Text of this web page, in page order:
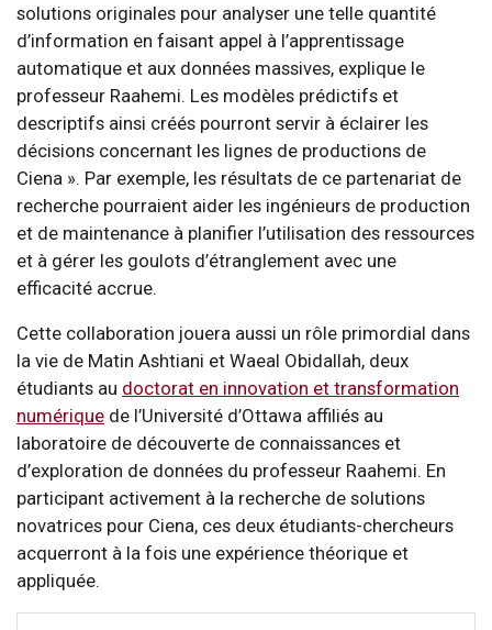
solutions originales pour analyser une telle quantité
d’information en faisant appel à l’apprentissage
automatique et aux données massives, explique le
professeur Raahemi. Les modèles prédictifs et
descriptifs ainsi créés pourront servir à éclairer les
décisions concernant les lignes de productions de
Ciena ». Par exemple, les résultats de ce partenariat de
recherche pourraient aider les ingénieurs de production
et de maintenance à planifier l’utilisation des ressources
et à gérer les goulots d’étranglement avec une
efficacité accrue.
Cette collaboration jouera aussi un rôle primordial dans
la vie de Matin Ashtiani et Waeal Obidallah, deux
étudiants au doctorat en innovation et transformation
numérique de l’Université d’Ottawa affiliés au
laboratoire de découverte de connaissances et
d’exploration de données du professeur Raahemi. En
participant activement à la recherche de solutions
novatrices pour Ciena, ces deux étudiants-chercheurs
acquerront à la fois une expérience théorique et
appliquée.